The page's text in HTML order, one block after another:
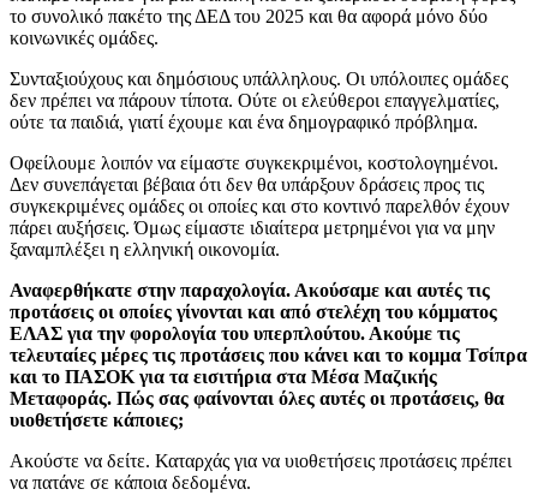
το συνολικό πακέτο της ΔΕΔ του 2025 και θα αφορά μόνο δύο
κοινωνικές ομάδες.
Συνταξιούχους και δημόσιους υπάλληλους. Οι υπόλοιπες ομάδες
δεν πρέπει να πάρουν τίποτα. Ούτε οι ελεύθεροι επαγγελματίες,
ούτε τα παιδιά, γιατί έχουμε και ένα δημογραφικό πρόβλημα.
Οφείλουμε λοιπόν να είμαστε συγκεκριμένοι, κοστολογημένοι.
Δεν συνεπάγεται βέβαια ότι δεν θα υπάρξουν δράσεις προς τις
συγκεκριμένες ομάδες οι οποίες και στο κοντινό παρελθόν έχουν
πάρει αυξήσεις. Όμως είμαστε ιδιαίτερα μετρημένοι για να μην
ξαναμπλέξει η ελληνική οικονομία.
Αναφερθήκατε στην παραχολογία. Ακούσαμε και αυτές τις
προτάσεις οι οποίες γίνονται και από στελέχη του κόμματος
ΕΛΑΣ για την φορολογία του υπερπλούτου. Ακούμε τις
τελευταίες μέρες τις προτάσεις που κάνει και το κομμα Τσίπρα
και το ΠΑΣΟΚ για τα εισιτήρια στα Μέσα Μαζικής
Μεταφοράς. Πώς σας φαίνονται όλες αυτές οι προτάσεις, θα
υιοθετήσετε κάποιες;
Ακούστε να δείτε. Καταρχάς για να υιοθετήσεις προτάσεις πρέπει
να πατάνε σε κάποια δεδομένα.